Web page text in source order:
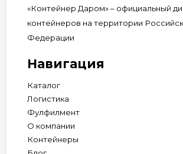
«Контейнер Даром» – официальный
контейнеров на территории
Федерации
Навигация
Каталог
Логистика
Фулфилмент
О компании
Контейнеры